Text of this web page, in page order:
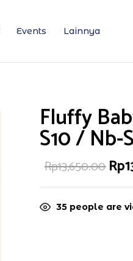
Events Lainnya
Fluffy
S10 / Nb-
Rp13,650.00Rp
35 people are